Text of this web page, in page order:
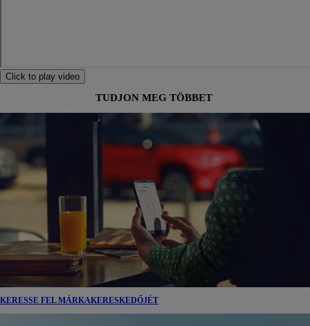
Click to play video
TUDJON MEG TÖBBET
KERESSE FEL MÁRKAKERESKEDŐJÉT